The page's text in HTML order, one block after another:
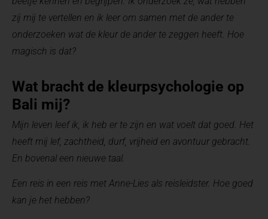
zij mij te vertellen en ik leer om samen met de ander te
onderzoeken wat de kleur de ander te zeggen heeft. Hoe
magisch is dat?
Wat bracht de kleurpsychologie op
Bali mij?
Mijn leven leef ik, ik heb er te zijn en wat voelt dat goed. Het
heeft mij lef, zachtheid, durf, vrijheid en avontuur gebracht.
En bovenal een nieuwe taal.
Een reis in een reis met Anne-Lies als reisleidster. Hoe goed
kan je het hebben?